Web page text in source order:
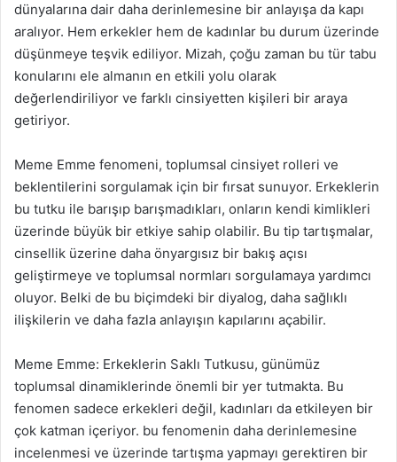
dünyalarına dair daha derinlemesine bir anlayışa da kapı
aralıyor. Hem erkekler hem de kadınlar bu durum üzerinde
düşünmeye teşvik ediliyor. Mizah, çoğu zaman bu tür tabu
konularını ele almanın en etkili yolu olarak
değerlendiriliyor ve farklı cinsiyetten kişileri bir araya
getiriyor.
Meme Emme fenomeni, toplumsal cinsiyet rolleri ve
beklentilerini sorgulamak için bir fırsat sunuyor. Erkeklerin
bu tutku ile barışıp barışmadıkları, onların kendi kimlikleri
üzerinde büyük bir etkiye sahip olabilir. Bu tip tartışmalar,
cinsellik üzerine daha önyargısız bir bakış açısı
geliştirmeye ve toplumsal normları sorgulamaya yardımcı
oluyor. Belki de bu biçimdeki bir diyalog, daha sağlıklı
ilişkilerin ve daha fazla anlayışın kapılarını açabilir.
Meme Emme: Erkeklerin Saklı Tutkusu, günümüz
toplumsal dinamiklerinde önemli bir yer tutmakta. Bu
fenomen sadece erkekleri değil, kadınları da etkileyen bir
çok katman içeriyor. bu fenomenin daha derinlemesine
incelenmesi ve üzerinde tartışma yapmayı gerektiren bir